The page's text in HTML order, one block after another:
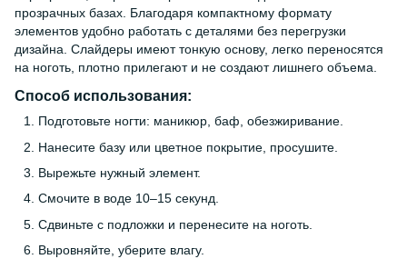
прозрачных базах. Благодаря компактному формату
элементов удобно работать с деталями без перегрузки
дизайна. Слайдеры имеют тонкую основу, легко переносятся
на ноготь, плотно прилегают и не создают лишнего объема.
Способ использования:
Подготовьте ногти: маникюр, баф, обезжиривание.
Нанесите базу или цветное покрытие, просушите.
Вырежьте нужный элемент.
Смочите в воде 10–15 секунд.
Сдвиньте с подложки и перенесите на ноготь.
Выровняйте, уберите влагу.